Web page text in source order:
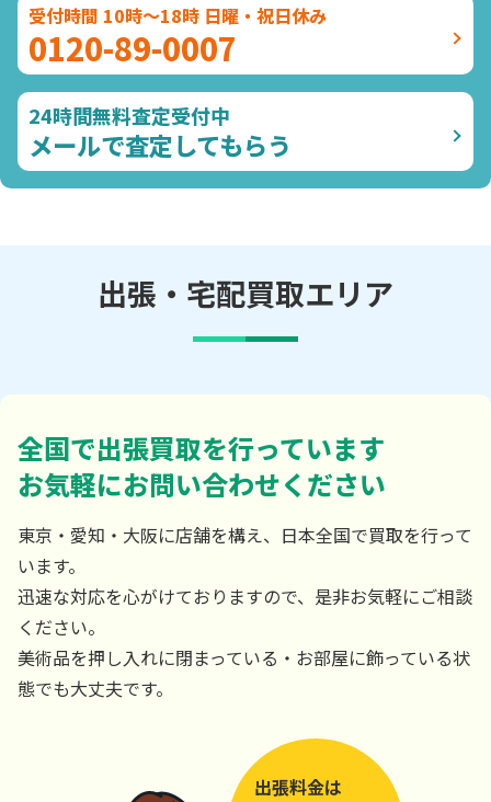
受付時間 10時～18時 日曜・祝日休み
0120-89-0007
24時間無料査定受付中
メールで査定してもらう
出張・宅配買取エリア
全国で出張買取を行っています
お気軽にお問い合わせください
東京・愛知・大阪に店舗を構え、日本全国で買取を行って
います。
迅速な対応を心がけておりますので、是非お気軽にご相談
ください。
美術品を押し入れに閉まっている・お部屋に飾っている状
態でも大丈夫です。
出張料金は